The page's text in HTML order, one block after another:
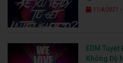
11/4/2021
EDM
Không Độ